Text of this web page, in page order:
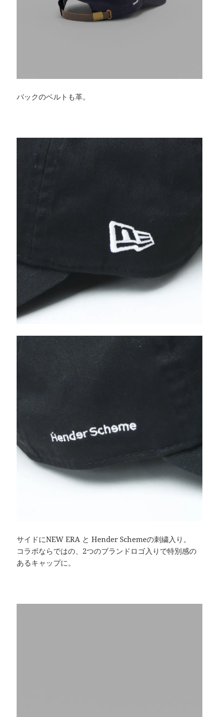
バックのベルトも革。
サイドにNEW ERA と Hender Schemeの刺繍入り。
コラボならではの、2つのブランドロゴ入りで特別感の
あるキャップに。